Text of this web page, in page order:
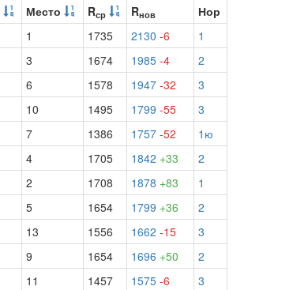
Место Rср Rнов
Нор
1 1735 2130 -6
1
3 1674 1985 -4
2
6 1578 1947 -32
3
10 1495 1799 -55
3
7 1386 1757 -52
1ю
4 1705 1842 +33
2
2 1708 1878 +83
1
5 1654 1799 +36
2
13 1556 1662 -15
3
9 1654 1696 +50
2
11 1457 1575 -6
3